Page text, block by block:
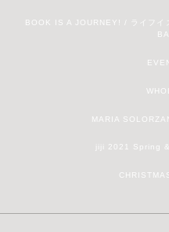
BOOK IS A JOURNEY! / ライフイ
MARIA
jiji 2021 Spring